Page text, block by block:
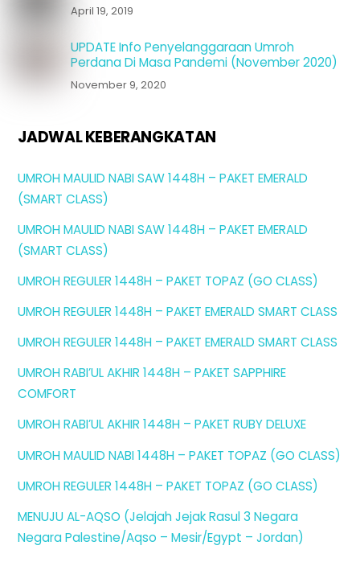
April 19, 2019
UPDATE Info Penyelanggaraan Umroh
Perdana Di Masa Pandemi (November 2020)
November 9, 2020
JADWAL KEBERANGKATAN
UMROH MAULID NABI SAW 1448H – PAKET EMERALD
(SMART CLASS)
UMROH MAULID NABI SAW 1448H – PAKET EMERALD
(SMART CLASS)
UMROH REGULER 1448H – PAKET TOPAZ (GO CLASS)
UMROH REGULER 1448H – PAKET EMERALD SMART CLASS
UMROH REGULER 1448H – PAKET EMERALD SMART CLASS
UMROH RABI’UL AKHIR 1448H – PAKET SAPPHIRE
COMFORT
UMROH RABI’UL AKHIR 1448H – PAKET RUBY DELUXE
UMROH MAULID NABI 1448H – PAKET TOPAZ (GO CLASS)
UMROH REGULER 1448H – PAKET TOPAZ (GO CLASS)
MENUJU AL-AQSO (Jelajah Jejak Rasul 3 Negara
Negara Palestine/Aqso – Mesir/Egypt – Jordan)